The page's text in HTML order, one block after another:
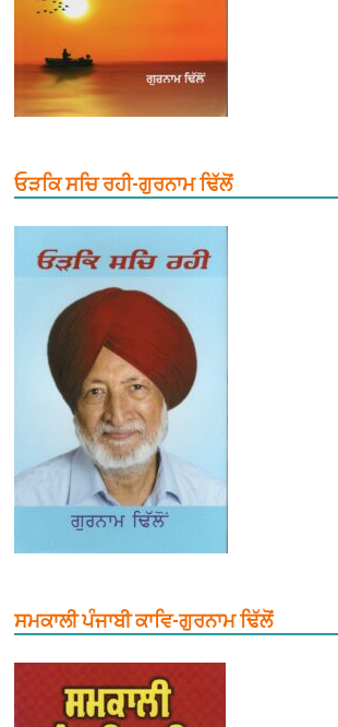
ਓੜਕਿ ਸਚਿ ਰਹੀ-ਗੁਰਨਾਮ ਢਿੱਲੋਂ
ਸਮਕਾਲੀ ਪੰਜਾਬੀ ਕਾਵਿ-ਗੁਰਨਾਮ ਢਿੱਲੋਂ